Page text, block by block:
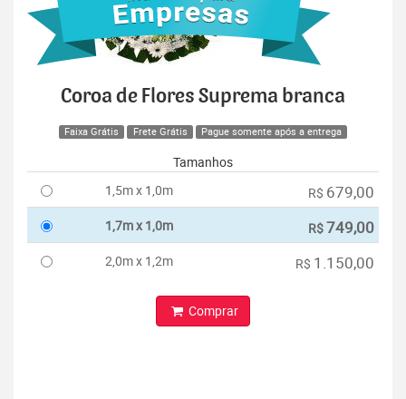
Coroa de Flores Suprema branca
Faixa Grátis Frete Grátis Pague somente após a entrega
Tamanhos
1,5m x 1,0m
R$ 679,00
1,7m x 1,0m R$749,00
2,0m x 1,2m R$ 1.150,00
Comprar